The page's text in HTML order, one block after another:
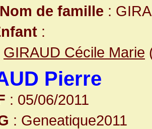
Nom de famille :
:
GIRAUD Cécile Marie
Pierre
: 05/06/2011
: Geneatique2011